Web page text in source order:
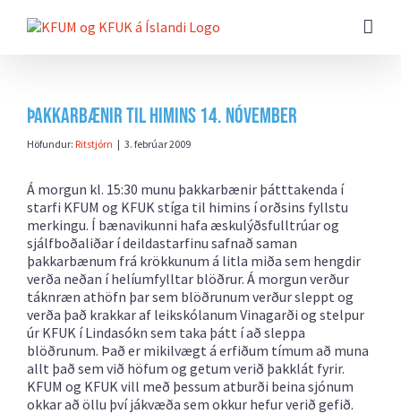
beint
Þakkarbænir til himins 14. nóvember
Höfundur: Ritstjórn | 3. febrúar 2009
Á morgun kl. 15:30 munu þakkarbænir þátttakenda í
starfi KFUM og KFUK stíga til himins í orðsins fyllstu
merkingu. Í bænavikunni hafa æskulýðsfulltrúar og
sjálfboðaliðar í deildastarfinu safnað saman
þakkarbænum frá krökkunum á litla miða sem hengdir
verða neðan í helíumfylltar blöðrur. Á morgun verður
táknræn athöfn þar sem blöðrunum verður sleppt og
verða það krakkar af leikskólanum Vinagarði og stelpur
úr KFUK í Lindasókn sem taka þátt í að sleppa
blöðrunum. Það er mikilvægt á erfiðum tímum að muna
allt það sem við höfum og getum verið þakklát fyrir.
KFUM og KFUK vill með þessum atburði beina sjónum
okkar að öllu því jákvæða sem okkur hefur verið gefið.